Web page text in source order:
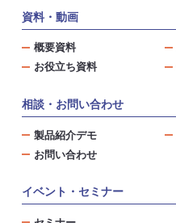
資料・動画
概要資料
お役立ち資料
相談・お問い合わせ
製品紹介デモ
お問い合わせ
イベント・セミナー